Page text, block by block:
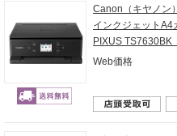
Canon（キヤノン）
インクジェット
PIXUS
Web価格